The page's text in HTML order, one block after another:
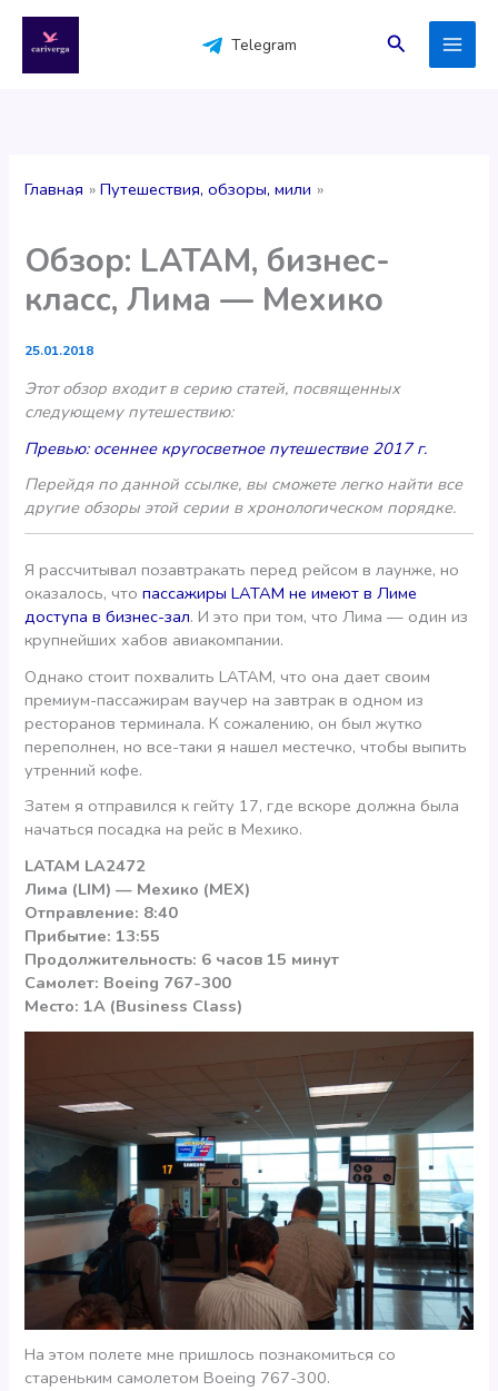
содержимому
Telegram Поиск
Главная Путешествия, обзоры, мили
Обзор: LATAM, бизнес-
класс, Лима — Мехико
25.01.2018
Этот обзор входит в серию статей, посвященных
следующему путешествию:
Превью: осеннее кругосветное путешествие 2017 г.
Перейдя по данной ссылке, вы сможете легко найти все
другие обзоры этой серии в хронологическом порядке.
Я рассчитывал позавтракать перед рейсом в лаунже, но
оказалось, чтопассажиры LATAM не имеют в Лиме
доступа в бизнес-зал. И это при том, что Лима — один из
крупнейших хабов авиакомпании.
Однако стоит похвалить LATAM, что она дает своим
премиум-пассажирам ваучер на завтрак в одном из
ресторанов терминала. К сожалению, он был жутко
переполнен, но все-таки я нашел местечко, чтобы выпить
утренний кофе.
Затем я отправился к гейту 17, где вскоре должна была
начаться посадка на рейс в Мехико.
LATAM LA2472
Лима (LIM) — Мехико (MEX)
Отправление: 8:40
Прибытие: 13:55
Продолжительность: 6 часов 15 минут
Самолет: Boeing 767-300
Место: 1A (Business Class)
На этом полете мне пришлось познакомиться со
стареньким самолетом Boeing 767-300.